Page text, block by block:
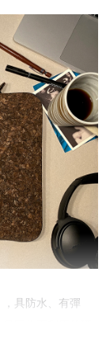
具防水、有彈
回收再利用的環